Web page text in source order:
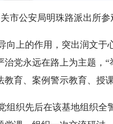
市公安局明珠路派出所参
的作用，突出润文于
党永远在路上为主题，
育、案例警示教育、授
先后在该基地组织全